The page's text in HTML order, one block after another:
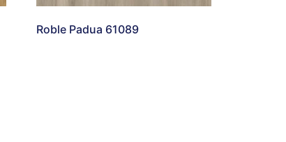
Roble Padua 61089